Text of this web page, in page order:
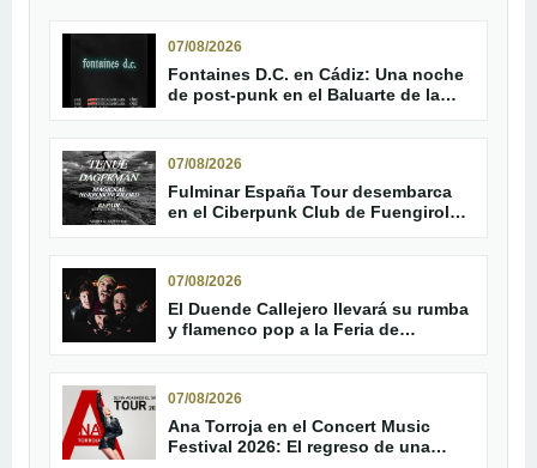
07/08/2026
Fontaines D.C. en Cádiz: Una noche
de post-punk en el Baluarte de la
07/08/2026
Fulminar España Tour desembarca
en el Ciberpunk Club de Fuengirola
07/08/2026
El Duende Callejero llevará su rumba
y flamenco pop a la Feria de
07/08/2026
Ana Torroja en el Concert Music
Festival 2026: El regreso de una